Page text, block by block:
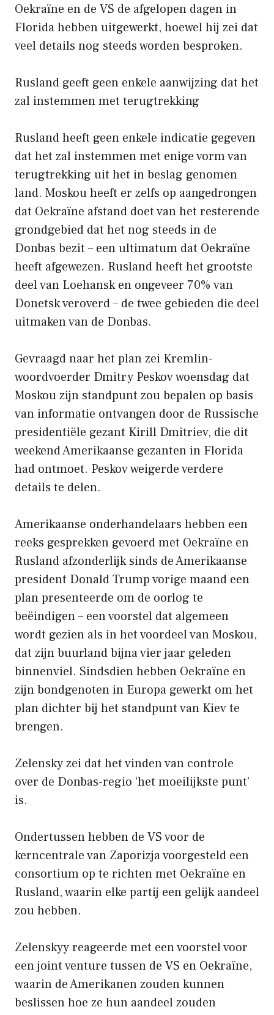
Oekraïne en de VS de afgelopen dagen in
Florida hebben uitgewerkt, hoewel hij zei dat
veel details nog steeds worden besproken.
Rusland geeft geen enkele aanwijzing dat het
zal instemmen met terugtrekking
Rusland heeft geen enkele indicatie gegeven
dat het zal instemmen met enige vorm van
terugtrekking uit het in beslag genomen
land. Moskou heeft er zelfs op aangedrongen
dat Oekraïne afstand doet van het resterende
grondgebied dat het nog steeds in de
Donbas bezit – een ultimatum dat Oekraïne
heeft afgewezen. Rusland heeft het grootste
deel van Loehansk en ongeveer 70% van
Donetsk veroverd – de twee gebieden die deel
uitmaken van de Donbas.
Gevraagd naar het plan zei Kremlin-
woordvoerder Dmitry Peskov woensdag dat
Moskou zijn standpunt zou bepalen op basis
van informatie ontvangen door de Russische
presidentiële gezant Kirill Dmitriev, die dit
weekend Amerikaanse gezanten in Florida
had ontmoet. Peskov weigerde verdere
details te delen.
Amerikaanse onderhandelaars hebben een
reeks gesprekken gevoerd met Oekraïne en
Rusland afzonderlijk sinds de Amerikaanse
president Donald Trump vorige maand een
plan presenteerde om de oorlog te
beëindigen – een voorstel dat algemeen
wordt gezien als in het voordeel van Moskou,
dat zijn buurland bijna vier jaar geleden
binnenviel. Sindsdien hebben Oekraïne en
zijn bondgenoten in Europa gewerkt om het
plan dichter bij het standpunt van Kiev te
brengen.
Zelensky zei dat het vinden van controle
over de Donbas-regio ‘het moeilijkste punt’
is.
Ondertussen hebben de VS voor de
kerncentrale van Zaporizja voorgesteld een
consortium op te richten met Oekraïne en
Rusland, waarin elke partij een gelijk aandeel
zou hebben.
Zelenskyy reageerde met een voorstel voor
een joint venture tussen de VS en Oekraïne,
waarin de Amerikanen zouden kunnen
beslissen hoe ze hun aandeel zouden